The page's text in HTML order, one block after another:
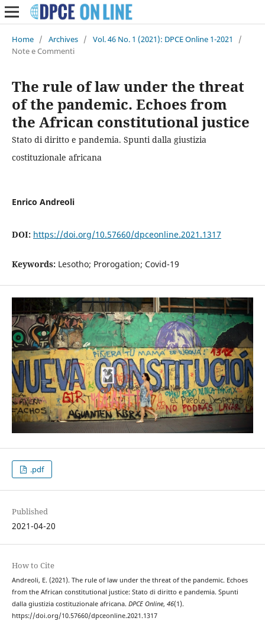
Home / Archives / Vol. 46 No. 1 (2021): DPCE Online 1-2021
/
Note e Commenti
The rule of law under the threat
of the pandemic. Echoes from
the African constitutional justice
Stato di diritto e pandemia. Spunti dalla giustizia
costituzionale africana
Enrico Andreoli
DOI: https://doi.org/10.57660/dpceonline.2021.1317
Keywords: Lesotho; Prorogation; Covid-19
.pdf
Published
2021-04-20
How to Cite
Andreoli, E. (2021). The rule of law under the threat of the pandemic. Echoes
from the African constitutional justice: Stato di diritto e pandemia. Spunti
dalla giustizia costituzionale africana. DPCE Online, 46(1).
https://doi.org/10.57660/dpceonline.2021.1317